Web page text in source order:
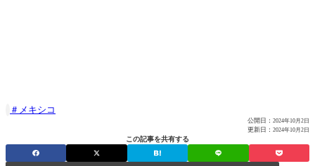
メキシコ
公開日： 2024年10月2日
更新日： 2024年10月2日
この記事を共有する